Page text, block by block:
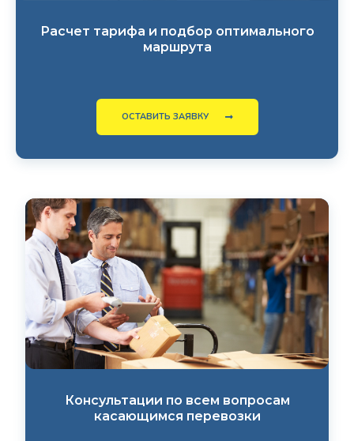
Расчет тарифа и подбор оптимального
маршрута
ОСТАВИТЬ ЗАЯВКУ
Консультации по всем вопросам
касающимся перевозки